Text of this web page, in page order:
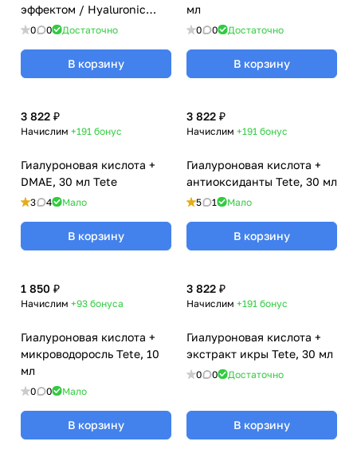
эффектом / Hyaluronic
Lifting Eye Filler, TETе
0 0 Достаточно
В корзину
мл
0 0 Достаточно
В корзину
3 822 ₽
Начислим +191 бонус
Гиалуроновая кислота +
DMAE, 30 мл Tete
3 4 Мало
В корзину
3 822 ₽
Начислим +191 бонус
Гиалуроновая кислота +
антиоксиданты Tete, 30 мл
5 1 Мало
В корзину
1 850 ₽
Начислим +93 бонуса
Гиалуроновая кислота +
микроводоросль Tete, 10
мл
0 0 Мало
В корзину
3 822 ₽
Начислим +191 бонус
Гиалуроновая кислота +
экстракт икры Tete, 30 мл
0 0 Достаточно
В корзину